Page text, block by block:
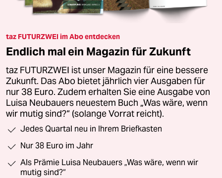
taz FUTURZWEI im Abo entdecken
Endlich mal ein Magazin für Zukunft
taz FUTURZWEI ist unser Magazin für eine bessere
Zukunft. Das Abo bietet jährlich vier Ausgaben für
nur 38 Euro. Zudem erhalten Sie eine Ausgabe von
Luisa Neubauers neuestem Buch „Was wäre, wenn
wir mutig sind?“ (solange Vorrat reicht).
Jedes Quartal neu in Ihrem Briefkasten
Nur 38 Euro im Jahr
Als Prämie Luisa Neubauers „Was wäre, wenn wir
mutig sind?“